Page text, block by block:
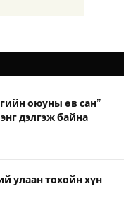
оюуны өв сан”
дэлгэж байна
улаан тохойн хүн